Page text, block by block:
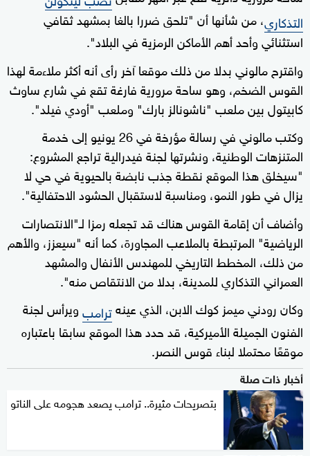
التذكاري، من شأنها أن "تلحق ضررا بالغا بمشهد ثقافي
استثنائي وأحد أهم الأماكن الرمزية في البلاد".
واقترح مالوني بدلا من ذلك موقعا آخر رأى أنه أكثر ملاءمة لهذا
القوس الضخم، وهو ساحة مرورية فارغة تقع في شارع ساوث
كابيتول بين ملعب "ناشونالز بارك" وملعب "أودي فيلد".
وكتب مالوني في رسالة مؤرخة في 26 يونيو إلى خدمة
المتنزهات الوطنية، ونشرتها لجنة فيدرالية تراجع المشروع:
"سيخلق هذا الموقع نقطة جذب نابضة بالحيوية في حي لا
يزال في طور النمو، ومناسبة لاستقبال الحشود الاحتفالية".
وأضاف أن إقامة القوس هناك قد تجعله رمزا لـ"الانتصارات
الرياضية" المرتبطة بالملاعب المجاورة، كما أنه "سيعزز، والأهم
من ذلك، المخطط التاريخي للمهندس الأنفال والمشهد
العمراني التذكاري للمدينة، بدلا من الانتقاص منه".
وكان رودني ميمز كوك الابن، الذي عينهترامبويرأس لجنة
الفنون الجميلة الأميركية، قد حدد هذا الموقع سابقا باعتباره
موقعًا محتملا لبناء قوس النصر.
أخبار ذات صلة
بتصريحات مثيرة.. ترامب يصعد هجومه على الناتو